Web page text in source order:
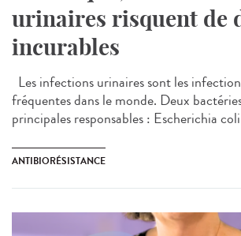
urinaires risquent de
incurables
Les infections urinaires sont les
fréquentes dans le monde. Deux
principales responsables : Escherichia
ANTIBIORÉSISTANCE